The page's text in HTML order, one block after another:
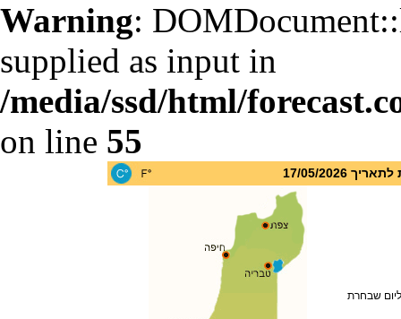
Warning:
supplied as input in
/media/ssd/html/
on line 55
17/05/2026
שבחרת